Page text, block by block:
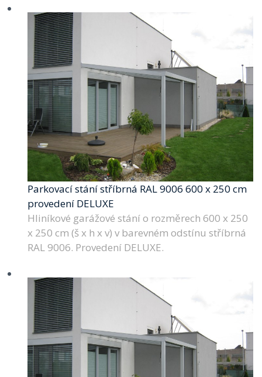
Parkovací stání stříbrná RAL 9006 600 x 250 cm
provedení DELUXE
Hliníkové garážové stání o rozměrech 600 x 250
x 250 cm (š x h x v) v barevném odstínu stříbrná
RAL 9006. Provedení DELUXE.